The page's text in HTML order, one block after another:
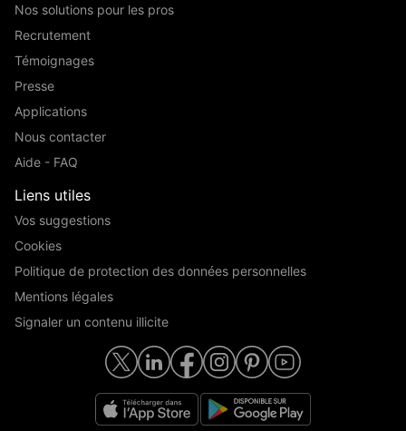
Nos solutions pour les pros
Recrutement
Témoignages
Presse
Applications
Nous contacter
Aide - FAQ
Liens utiles
Vos suggestions
Cookies
Politique de protection des données personnelles
Mentions légales
Signaler un contenu illicite